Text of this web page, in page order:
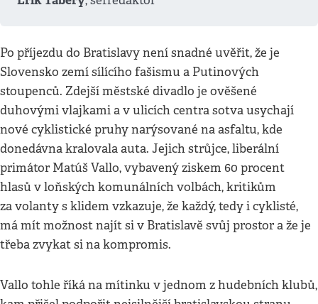
Po příjezdu do Bratislavy není snadné uvěřit, že je
Slovensko zemí sílícího fašismu a Putinových
stoupenců. Zdejší městské divadlo je ověšené
duhovými vlajkami a v ulicích centra sotva usychají
nové cyklistické pruhy narýsované na asfaltu, kde
donedávna kralovala auta. Jejich strůjce, liberální
primátor Matúš Vallo, vybavený ziskem 60 procent
hlasů v loňských komunálních volbách, kritikům
za volanty s klidem vzkazuje, že každý, tedy i cyklisté,
má mít možnost najít si v Bratislavě svůj prostor a že je
třeba zvykat si na kompromis.
Vallo tohle říká na mítinku v jednom z hudebních klubů,